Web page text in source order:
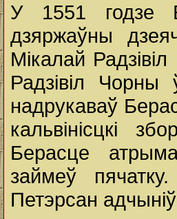
У 1551 годзе
дзяржаўны
Мікалай
Радзівіл
надрукаваў
кальвінісцкі
Берасце
займеў
Петэрсан